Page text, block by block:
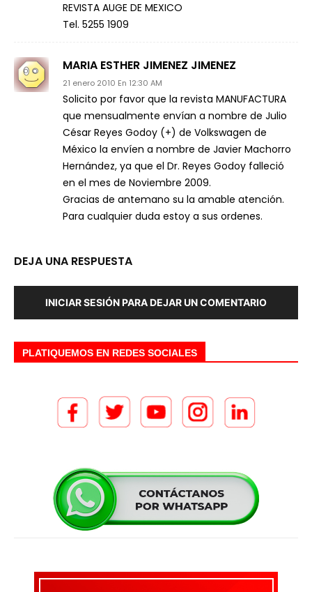
REVISTA AUGE DE MEXICO
Tel. 5255 1909
MARIA ESTHER JIMENEZ JIMENEZ
21 enero 2010 En 12:30 AM
Solicito por favor que la revista MANUFACTURA
que mensualmente envían a nombre de Julio
César Reyes Godoy (+) de Volkswagen de
México la envíen a nombre de Javier Machorro
Hernández, ya que el Dr. Reyes Godoy falleció
en el mes de Noviembre 2009.
Gracias de antemano su la amable atención.
Para cualquier duda estoy a sus ordenes.
DEJA UNA RESPUESTA
INICIAR SESIÓN PARA DEJAR UN COMENTARIO
PLATIQUEMOS EN REDES SOCIALES